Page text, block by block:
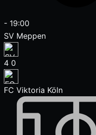
- 19:00
SV Meppen
4 0
FC Viktoria Köln